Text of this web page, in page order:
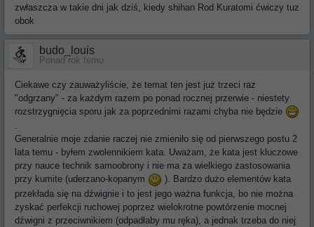
zwłaszcza w takie dni jak dziś, kiedy shihan Rod Kuratomi ćwiczy tuz
obok
budo_louis
Ponad rok temu
Ciekawe czy zauważyliście, że temat ten jest już trzeci raz
"odgrzany" - za każdym razem po ponad rocznej przerwie - niestety
rozstrzygnięcia sporu jak za poprzednimi razami chyba nie będzie
.
Generalnie moje zdanie raczej nie zmieniło się od pierwszego postu 2
lata temu - byłem zwolennikiem kata. Uważam, że kata jest kluczowe
przy nauce technik samoobrony i nie ma za wielkiego zastosowania
przy kumite (uderzano-kopanym
). Bardzo dużo elementów kata
przekłada się na dźwignie i to jest jego ważna funkcja, bo nie można
zyskać perfekcji ruchowej poprzez wielokrotne powtórzenie mocnej
dźwigni z przeciwnikiem (odpadłaby mu ręka), a jednak trzeba do niej